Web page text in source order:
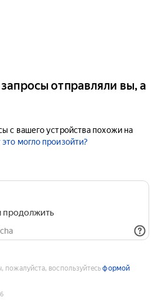
отправляли вы, а
с вашего устройства похожи на
могло произойти?
пожалуйста, воспользуйтесьформой